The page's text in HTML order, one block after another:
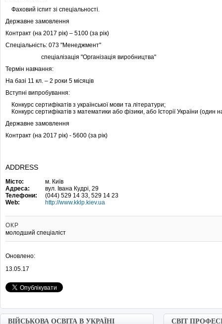
Фаховий іспит зі спеціальності.
Державне замовлення
Контракт (на 2017 рік) – 5100 (за рік)
Спеціальність: 073 "Менеджмент"
спеціалізація "Організація виробництва"
Термін навчання:
На базі 11 кл. – 2 роки 5 місяців
Вступні випробування:
Конкурс сертифікатів з української мови та літератури;
Конкурс сертифікатів з математики або фізики, або Історії України (один
Державне замовлення
Контракт (на 2017 рік) - 5600 (за рік)
ADDRESS
Місто:
м. Київ
Адреса:
вул. Івана Кудрі, 29
Телефони:
(044) 529 14 33, 529 14 23
Web:
http://www.kklp.kiev.ua
ОКР
молодший спеціаліст
Оновлено:
13.05.17
ВІЙСЬКОВА ОСВІТА В УКРАЇНІ СВІТ